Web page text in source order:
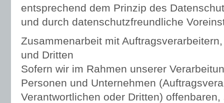
entsprechend dem Prinzip des
und durch datenschutzfreundliche
Zusammenarbeit mit
und Dritten
Sofern wir im Rahmen unserer
Personen und Unternehmen
Verantwortlichen oder Dritten)